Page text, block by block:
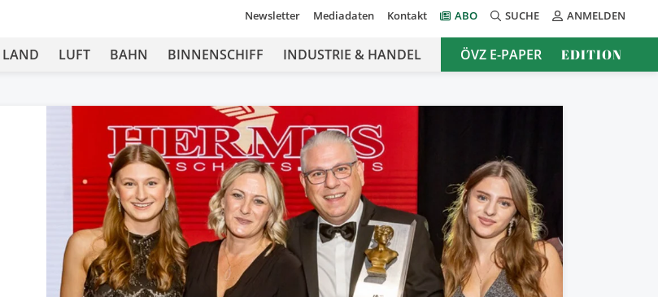
Newsletter Mediadaten Kontakt ABO SUCHE ANMELDEN
LAND LUFT BAHN BINNENSCHIFF INDUSTRIE & HANDEL ÖVZ E-PAPER EDITION